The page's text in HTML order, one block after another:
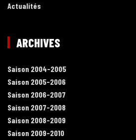
Actualités
ARCHIVES
Saison 2004-2005
Saison 2005-2006
Saison 2006-2007
Saison 2007-2008
Saison 2008-2009
Saison 2009-2010